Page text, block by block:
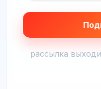
рассылка